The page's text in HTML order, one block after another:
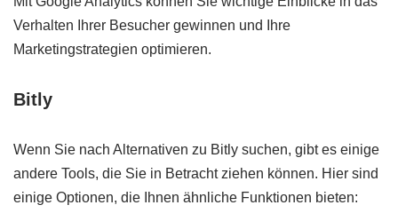
Verhalten Ihrer Besucher gewinnen und Ihre
Marketingstrategien optimieren.
Bitly
Wenn Sie nach Alternativen zu Bitly suchen, gibt es einige
andere Tools, die Sie in Betracht ziehen können. Hier sind
einige Optionen, die Ihnen ähnliche Funktionen bieten: